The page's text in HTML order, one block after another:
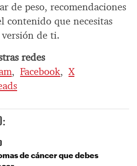
de peso, recomendaciones
contenido que necesitas
de ti.
redes
, Facebook,X
de cáncer que debes